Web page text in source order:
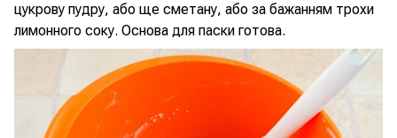
цукрову пудру, або ще сметану, або за бажанням трохи
лимонного соку. Основа для паски готова.